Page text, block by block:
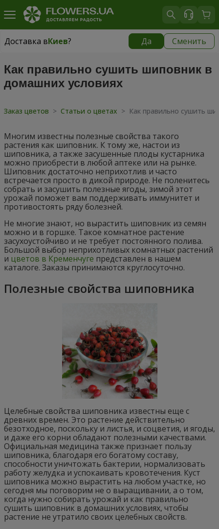
Доставка вКиев? Да Сменить
Доставка вКиев
Как правильно сушить шиповник в
домашних условиях
Заказ цветов > Статьи о цветах > Как правильно сушить
Многим известны полезные свойства такого
растения как шиповник. К тому же, настои из
шиповника, а также засушенные плоды кустарника
можно приобрести в любой аптеке или на рынке.
Шиповник достаточно неприхотлив и часто
встречается просто в дикой природе. Не поленитесь
собрать и засушить полезные ягоды, зимой этот
урожай поможет вам поддерживать иммунитет и
противостоять ряду болезней.
Не многие знают, но вырастить шиповник из семян
можно и в горшке. Такое комнатное растение
засухоустойчиво и не требует постоянного полива.
Большой выбор неприхотливых комнатных растений
и цветов в Кременчуге представлен в нашем
каталоге. Заказы принимаются круглосуточно.
Полезные свойства шиповника
Целебные свойства шиповника известны еще с
древних времен. Это растение действительно
безотходное, поскольку и листья, и соцветия, и ягоды,
и даже его корни обладают полезными качествами.
Официальная медицина также признает пользу
шиповника, благодаря его богатому составу,
способности уничтожать бактерии, нормализовать
работу желудка и успокаивать кровотечения. Куст
шиповника можно вырастить на любом участке, но
сегодня мы поговорим не о выращивании, а о том,
когда нужно собирать урожай и как правильно
сушить шиповник в домашних условиях, чтобы
растение не утратило своих целебных свойств.